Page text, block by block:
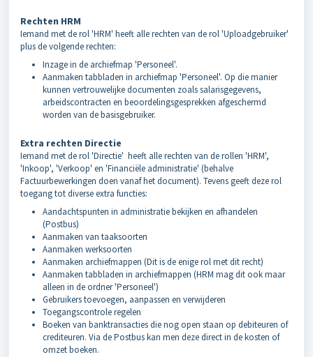
Rechten HRM
Iemand met de rol 'HRM' heeft alle rechten van de rol 'Uploadgebruiker'
plus de volgende rechten:
Inzage in de archiefmap 'Personeel'.
Aanmaken tabbladen in archiefmap 'Personeel'. Op die manier
kunnen vertrouwelijke documenten zoals salarisgegevens,
arbeidscontracten en beoordelingsgesprekken afgeschermd
worden van de basisgebruiker.
Extra rechten Directie
Iemand met de rol 'Directie' heeft alle rechten van de rollen 'HRM',
'Inkoop', 'Verkoop' en 'Financiële administratie' (behalve
Factuurbewerkingen doen vanaf het document). Tevens geeft deze rol
toegang tot diverse extra functies:
Aandachtspunten in administratie bekijken en afhandelen
(Postbus)
Aanmaken van taaksoorten
Aanmaken werksoorten
Aanmaken archiefmappen (Dit is de enige rol met dit recht)
Aanmaken tabbladen in archiefmappen (HRM mag dit ook maar
alleen in de ordner 'Personeel')
Gebruikers toevoegen, aanpassen en verwijderen
Toegangscontrole regelen
Boeken van banktransacties die nog open staan op debiteuren of
crediteuren. Via de Postbus kan men deze direct in de kosten of
omzet boeken.